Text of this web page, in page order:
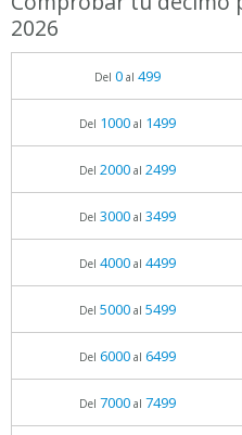
2026
Del 0al 499
Del 1000al 1499
Del 2000al 2499
Del 3000al 3499
Del 4000al 4499
Del 5000al 5499
Del 6000al 6499
Del 7000al 7499